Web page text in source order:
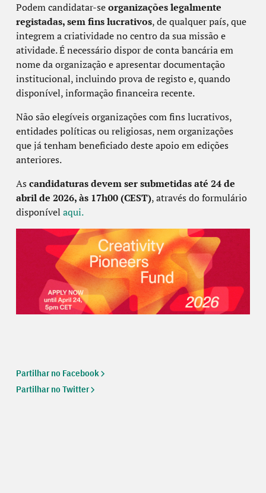
Podem candidatar-seorganizações legalmente
registadas, sem fins lucrativos, de qualquer país, que
integrem a criatividade no centro da sua missão e
atividade. É necessário dispor de conta bancária em
nome da organização e apresentar documentação
institucional, incluindo prova de registo e, quando
disponível, informação financeira recente.
Não são elegíveis organizações com fins lucrativos,
entidades políticas ou religiosas, nem organizações
que já tenham beneficiado deste apoio em edições
anteriores.
As candidaturas devem ser submetidas até 24 de
abril de 2026, às 17h00 (CEST), através do formulário
disponível aqui.
Partilhar no Facebook
Partilhar no Twitter